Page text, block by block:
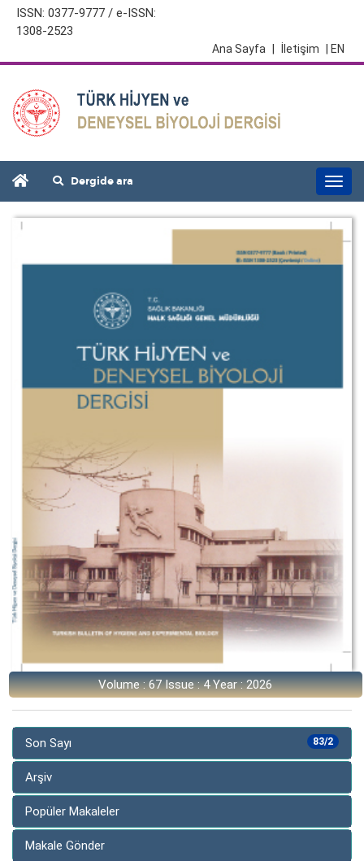
ISSN: 0377-9777 / e-ISSN:
1308-2523
| EN
İletişim
Ana Sayfa
Dergide ara
Volume : 67 Issue : 4 Year : 2026
83/2
Son Sayı
Arşiv
Popüler Makaleler
Makale Gönder